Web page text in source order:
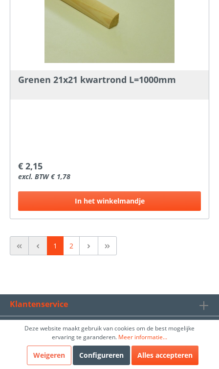
Grenen 21x21 kwartrond L=1000mm
€ 2,15
excl. BTW € 1,78
In het winkelmandje
1 2
Klantenservice
Algemeen
ProBouwen BV
Deze website maakt gebruik van cookies om de best mogelijke
ervaring te garanderen. Meer informatie...
Weigeren Configureren Alles accepteren